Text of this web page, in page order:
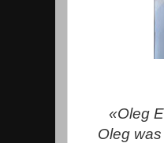
«Oleg
Oleg